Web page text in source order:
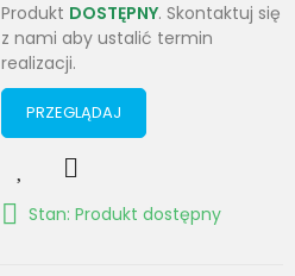
Produkt DOSTĘPNY. Skontaktuj się
z nami aby ustalić termin
realizacji.
PRZEGLĄDAJ
Stan: Produkt dostępny